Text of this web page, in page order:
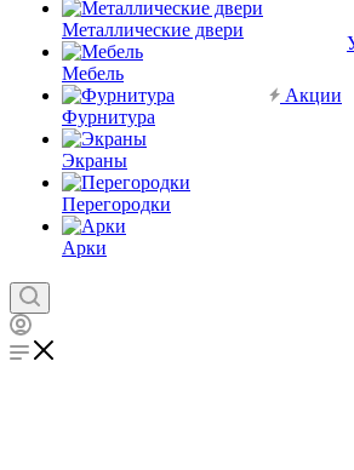
Металлические двери
Мебель
Фурнитура
Экраны
Перегородки
Арки
Акции